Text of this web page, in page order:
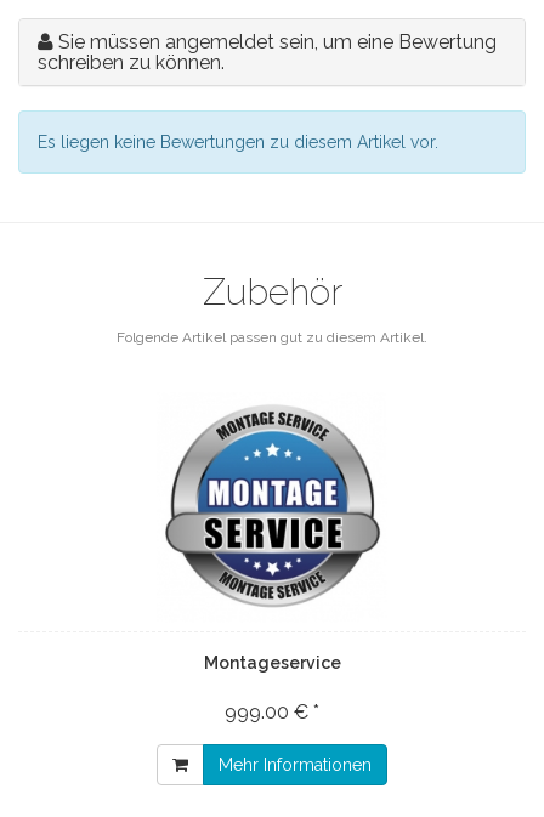
Sie müssen angemeldet sein, um eine Bewertung
schreiben zu können.
Es liegen keine Bewertungen zu diesem Artikel vor.
Zubehör
Folgende Artikel passen gut zu diesem Artikel.
Montageservice
999.00 € *
Mehr Informationen